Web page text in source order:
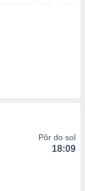
Pôr do sol
18:09